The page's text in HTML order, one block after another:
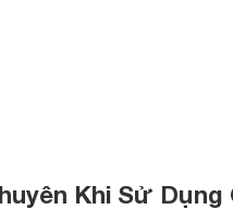
Khi Sử